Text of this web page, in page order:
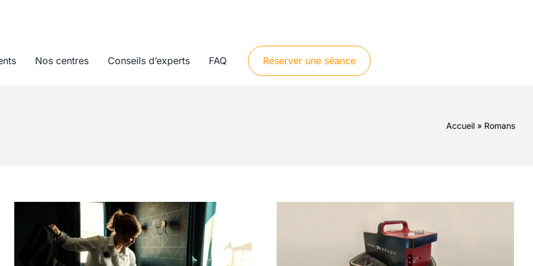
Nos centres Conseils d’experts FAQ Réserver une séance
Accueil » Romans